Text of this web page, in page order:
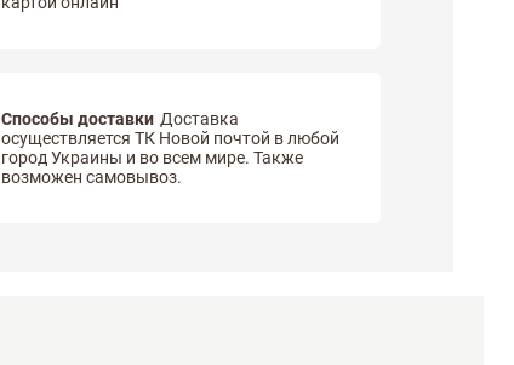
Способы доставки Доставка
осуществляется ТК Новой почтой в любой
город Украины и во всем мире. Также
возможен самовывоз.